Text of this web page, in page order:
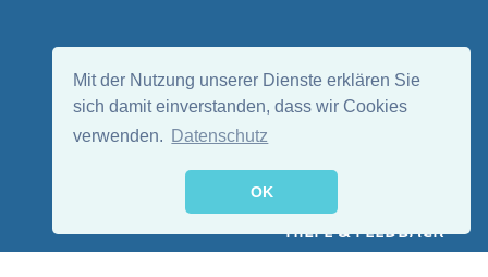
Mit der Nutzung unserer Dienste erklären Sie
sich damit einverstanden, dass wir Cookies
verwenden.
Datenschutz
OK
HILFE & FEEDBACK
EN